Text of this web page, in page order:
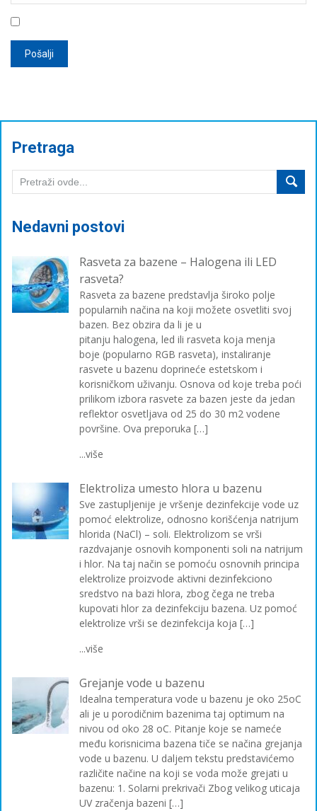
Pretraga
Nedavni postovi
Rasveta za bazene – Halogena ili LED
rasveta?
Rasveta za bazene predstavlja široko polje
popularnih načina na koji možete osvetliti svoj
bazen. Bez obzira da li je u
pitanju halogena, led ili rasveta koja menja
boje (popularno RGB rasveta), instaliranje
rasvete u bazenu doprineće estetskom i
korisničkom uživanju. Osnova od koje treba poći
prilikom izbora rasvete za bazen jeste da jedan
reflektor osvetljava od 25 do 30 m2 vodene
površine. Ova preporuka […]
...više
Elektroliza umesto hlora u bazenu
Sve zastupljenije je vršenje dezinfekcije vode uz
pomoć elektrolize, odnosno korišćenja natrijum
hlorida (NaCl) – soli. Elektrolizom se vrši
razdvajanje osnovih komponenti soli na natrijum
i hlor. Na taj način se pomoću osnovnih principa
elektrolize proizvode aktivni dezinfekciono
sredstvo na bazi hlora, zbog čega ne treba
kupovati hlor za dezinfekciju bazena. Uz pomoć
elektrolize vrši se dezinfekcija koja […]
...više
Grejanje vode u bazenu
Idealna temperatura vode u bazenu je oko 25oC
ali je u porodičnim bazenima taj optimum na
nivou od oko 28 oC. Pitanje koje se nameće
među korisnicima bazena tiče se načina grejanja
vode u bazenu. U daljem tekstu predstavićemo
različite načine na koji se voda može grejati u
bazenu: 1. Solarni prekrivači Zbog velikog uticaja
UV zračenja bazeni […]